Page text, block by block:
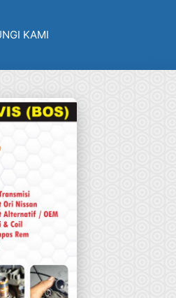
KAMI